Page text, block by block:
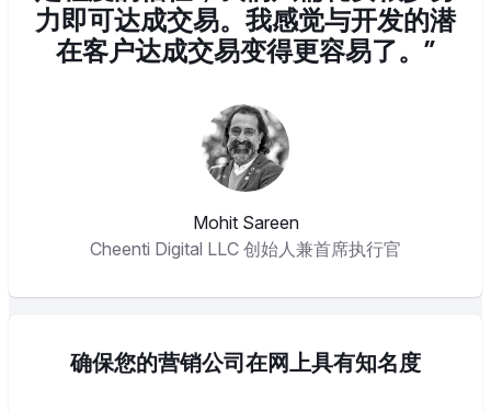
力即可达成交易。我感觉与开发的潜
在客户达成交易变得更容易了。”
Mohit Sareen
Cheenti Digital LLC 创始人兼首席执行官
确保您的营销公司在网上具有知名度